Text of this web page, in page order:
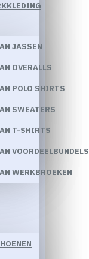
JASSEN
OVERALLS
POLO SHIRTS
SWEATERS
T-SHIRTS
VOORDEELBUNDELS
WERKBROEKEN